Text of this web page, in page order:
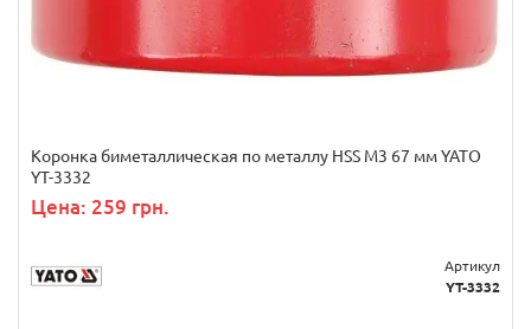
Коронка биметаллическая по металлу HSS M3 67 мм YATO
YT-3332
Цена: 259 грн.
Артикул
YT-3332